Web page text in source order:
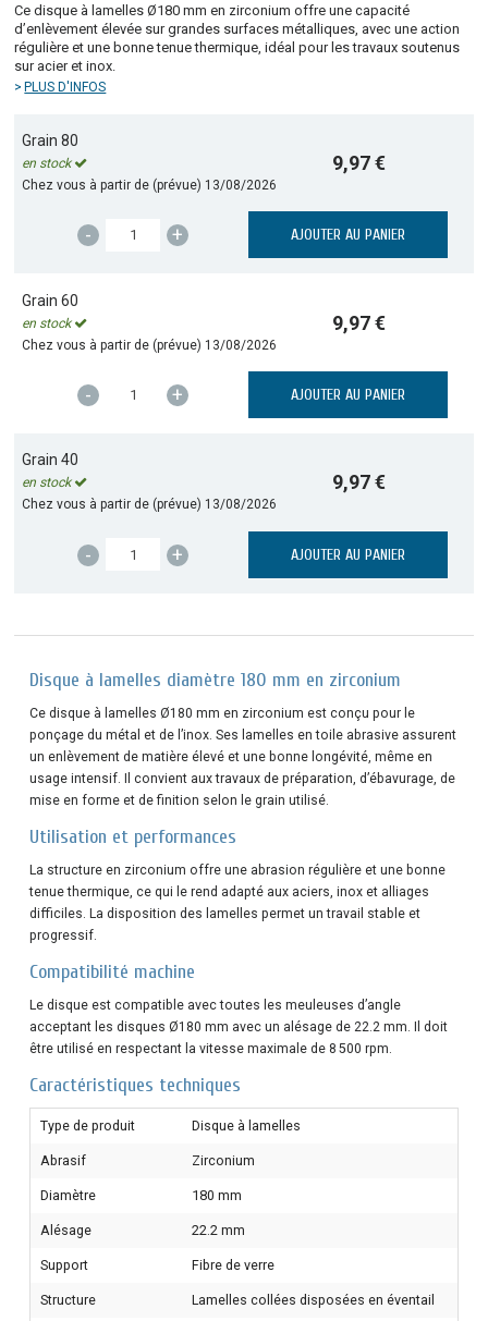
Ce disque à lamelles Ø180 mm en zirconium offre une capacité
d’enlèvement élevée sur grandes surfaces métalliques, avec une action
régulière et une bonne tenue thermique, idéal pour les travaux soutenus
sur acier et inox.
PLUS D'INFOS
Grain 80
en stock
Chez vous à partir de (prévue) 13/08/2026
9,97 €
- + AJOUTER AU PANIER
Grain 60
en stock
Chez vous à partir de (prévue) 13/08/2026
9,97 €
- + AJOUTER AU PANIER
Grain 40
en stock
Chez vous à partir de (prévue) 13/08/2026
9,97 €
- + AJOUTER AU PANIER
Disque à lamelles diamètre 180 mm en zirconium
Ce disque à lamelles Ø180 mm en zirconium est conçu pour le
ponçage du métal et de l’inox. Ses lamelles en toile abrasive assurent
un enlèvement de matière élevé et une bonne longévité, même en
usage intensif. Il convient aux travaux de préparation, d’ébavurage, de
mise en forme et de finition selon le grain utilisé.
Utilisation et performances
La structure en zirconium offre une abrasion régulière et une bonne
tenue thermique, ce qui le rend adapté aux aciers, inox et alliages
difficiles. La disposition des lamelles permet un travail stable et
progressif.
Compatibilité machine
Le disque est compatible avec toutes les meuleuses d’angle
acceptant les disques Ø180 mm avec un alésage de 22.2 mm. Il doit
être utilisé en respectant la vitesse maximale de 8 500 rpm.
Caractéristiques techniques
Type de produit Disque à lamelles
Abrasif Zirconium
Diamètre 180 mm
Alésage 22.2 mm
Support Fibre de verre
Structure Lamelles collées disposées en éventail